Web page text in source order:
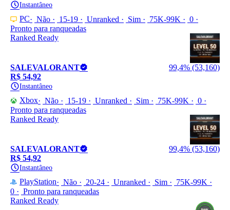
Instantâneo
PC Não 15-19 Unranked Sim 75K-99K
0
Pronto para ranqueadas
Ranked Ready
SALEVALORANT
99,4% (53,160)
R$ 54,92
Instantâneo
Xbox Não 15-19 Unranked Sim 75K-99K
0
Pronto para ranqueadas
Ranked Ready
SALEVALORANT
99,4% (53,160)
R$ 54,92
Instantâneo
PlayStation Não 20-24 Unranked Sim
75K-99K
0
Pronto para ranqueadas
Ranked Ready